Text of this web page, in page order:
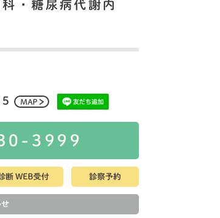
・糖尿病代謝内
MAP
3999
断 WEB受付 診察予約
せ